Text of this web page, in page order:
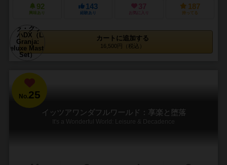
92
興味あり
143
経験あり
37
お気に入り
187
持ってる
カートに追加する
16,500円（税込）
No.25
イッツアワンダフルワールド：享楽と堕落
It's a Wonderful World: Leisure & Decadence